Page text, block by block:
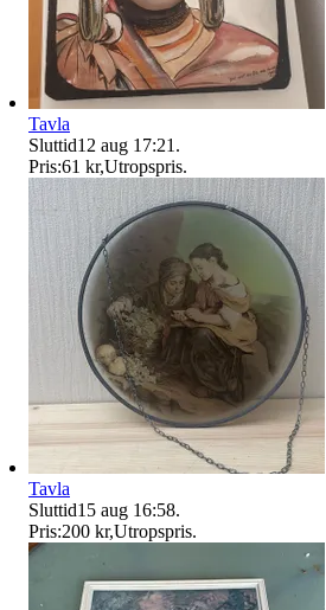
Tavla
Sluttid12 aug 17:21 .
Pris:61 kr,Utropspris.
Tavla
Sluttid15 aug 16:58.
Pris:200 kr,Utropspris.